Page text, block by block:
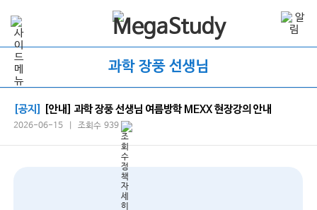
과학 장풍 선생님
[공지] [안내] 과학 장풍 선생님 여름방학 MEXX 현장강의 안내
2026-06-15 | 조회수 939